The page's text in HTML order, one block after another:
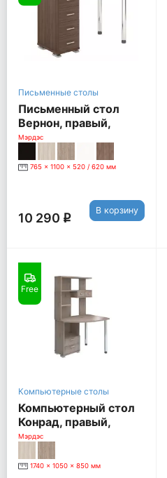
Письменные столы
Письменный стол
Вернон, правый,
шамони
Мэрдэс
765 x 1100 x 520 / 620 мм
10 290 q
В корзину
Free
Компьютерные столы
Компьютерный стол
Конрад, правый,
нельсон
Мэрдэс
1740 x 1050 x 850 мм